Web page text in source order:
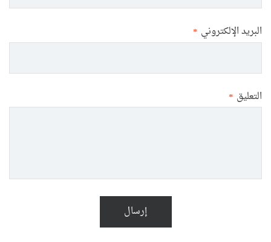
البريد الإلكتروني *
التعليق *
إرسال